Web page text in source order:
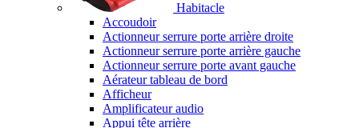
Habitacle
Accoudoir
Actionneur serrure porte arrière droite
Actionneur serrure porte arrière gauche
Actionneur serrure porte avant gauche
Aérateur tableau de bord
Afficheur
Amplificateur audio
Appui tête arrière